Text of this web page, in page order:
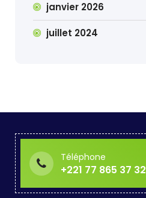
janvier 2026
juillet 2024
Téléphone
+221 77 865 37 32